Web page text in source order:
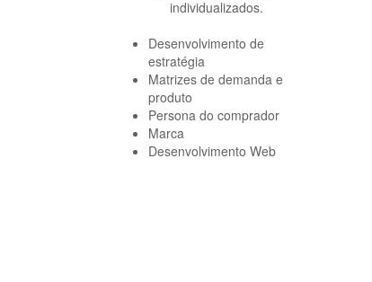
individualizados.
Desenvolvimento de
estratégia
Matrizes de demanda e
produto
Persona do comprador
Marca
Desenvolvimento Web